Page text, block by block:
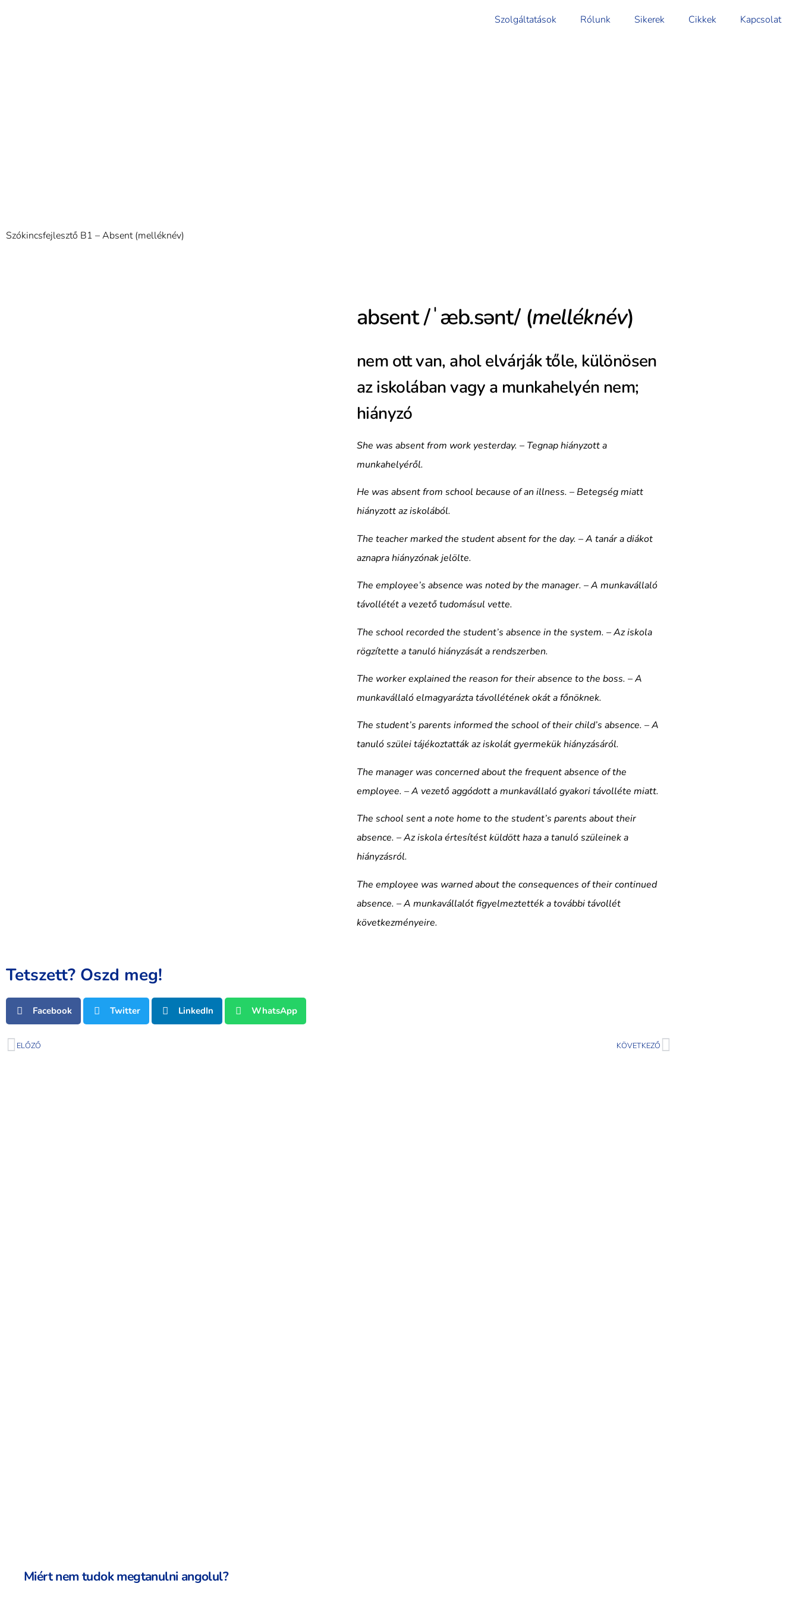
Szolgáltatások Rólunk Sikerek Cikkek Kapcsolat
Szókincsfejlesztő B1 – Absent (melléknév)
absent /ˈæb.sənt/ (melléknév)
nem ott van, ahol elvárják tőle, különösen
az iskolában vagy a munkahelyén nem;
hiányzó
She was absent from work yesterday. – Tegnap hiányzott a
munkahelyéről.
He was absent from school because of an illness. – Betegség miatt
hiányzott az iskolából.
The teacher marked the student absent for the day. – A tanár a diákot
aznapra hiányzónak jelölte.
The employee’s absence was noted by the manager. – A munkavállaló
távollétét a vezető tudomásul vette.
The school recorded the student’s absence in the system. – Az iskola
rögzítette a tanuló hiányzását a rendszerben.
The worker explained the reason for their absence to the boss. – A
munkavállaló elmagyarázta távollétének okát a főnöknek.
The student’s parents informed the school of their child’s absence. – A
tanuló szülei tájékoztatták az iskolát gyermekük hiányzásáról.
The manager was concerned about the frequent absence of the
employee. – A vezető aggódott a munkavállaló gyakori távolléte miatt.
The school sent a note home to the student’s parents about their
absence. – Az iskola értesítést küldött haza a tanuló szüleinek a
hiányzásról.
The employee was warned about the consequences of their continued
absence. – A munkavállalót figyelmeztették a további távollét
következményeire.
Tetszett? Oszd meg!
Facebook Twitter LinkedIn WhatsApp
ELŐZŐ KÖVETKEZŐ
Miért nem tudok megtanulni angolul?